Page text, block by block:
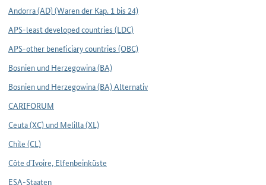
Andorra (AD) (Waren der Kap. 1 bis 24)
APS-least developed countries (LDC)
APS-other beneficiary countries (OBC)
Bosnien und Herzegowina (BA)
Bosnien und Herzegowina (BA) Alternativ
CARIFORUM
Ceuta (XC) und Melilla (XL)
Chile (CL)
Côte d`Ivoire, Elfenbeinküste
ESA-Staaten